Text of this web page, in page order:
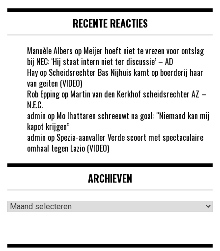
RECENTE REACTIES
Manuèle Albers op Meijer hoeft niet te vrezen voor ontslag
bij NEC: ‘Hij staat intern niet ter discussie’ – AD
Hay op Scheidsrechter Bas Nijhuis kamt op boerderij haar
van geiten (VIDEO)
Rob Eppingop Martin van den Kerkhof scheidsrechter AZ –
N.E.C.
admin op Mo Ihattaren schreeuwt na goal: “Niemand kan mij
kapot krijgen”
admin op Spezia-aanvaller Verde scoort met spectaculaire
omhaal tegen Lazio (VIDEO)
ARCHIEVEN
Archieven